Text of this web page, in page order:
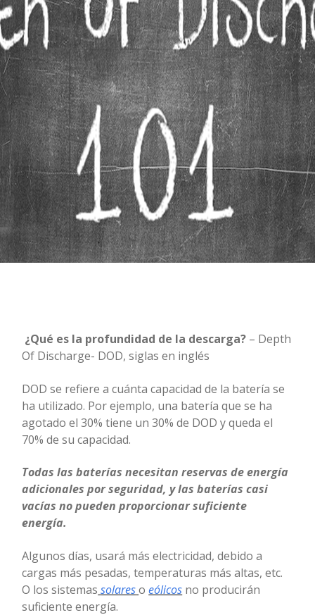
¿Qué es la profundidad de la descarga? – Depth
Of Discharge- DOD, siglas en inglés
DOD se refiere a cuánta capacidad de la batería se
ha utilizado. Por ejemplo, una batería que se ha
agotado el 30% tiene un 30% de DOD y queda el
70% de su capacidad.
Todas las baterías necesitan reservas de energía
adicionales por seguridad, y las baterías casi
vacías no pueden proporcionar suficiente
energía.
Algunos días, usará más electricidad, debido a
cargas más pesadas, temperaturas más altas, etc.
O los sistemas solaresoeólicos no producirán
suficiente energía.